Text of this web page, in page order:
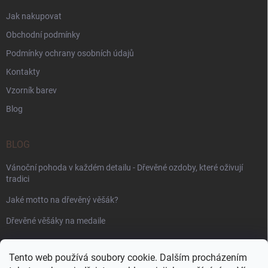
Tento web používá soubory cookie. Dalším procházením
Jak nakupovat
Obchodní podmínky
Podmínky ochrany osobních údajů
Kontakty
Vzorník barev
Blog
BLOG
Vánoční pohoda v každém detailu - Dřevěné ozdoby, které oživují
tradici
Jaké motto na dřevěný věšák?
Dřevěné věšáky na medaile
PŘIJÍMÁME ONLINE PLATBY